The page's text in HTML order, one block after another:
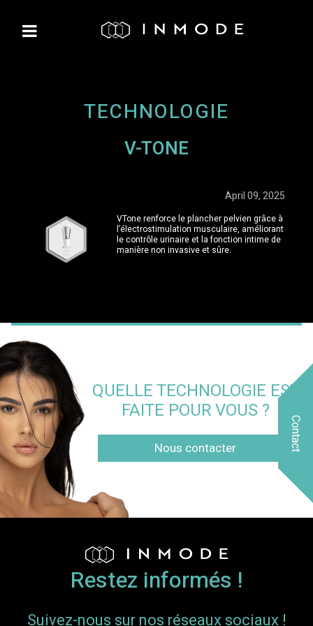
TECHNOLOGIE
V-TONE
April 09, 2025
VTone renforce le plancher pelvien grâce à
l’électrostimulation musculaire, améliorant
le contrôle urinaire et la fonction intime de
manière non invasive et sûre.
QUELLE TECHNOLOGIE EST
FAITE POUR VOUS ?
Nous contacter Contact
Restez informés !
Suivez-nous sur nos réseaux sociaux !